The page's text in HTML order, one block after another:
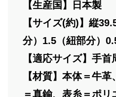
【生産国】日本製
【サイズ(約)】縦
分）1.5（紐部分）
【適応サイズ】手
【材質】本体＝牛
＝真鍮、表糸＝ポ